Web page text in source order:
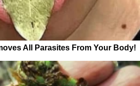
All Parasites From Your Body!